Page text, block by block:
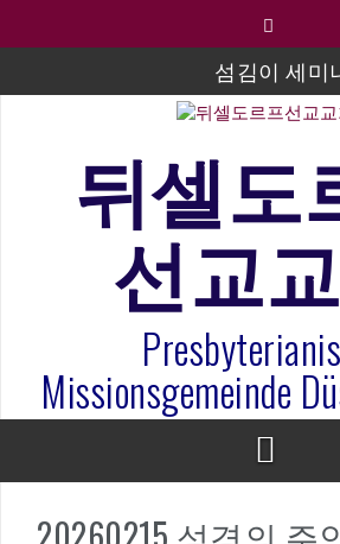
섬김이 세미
김태희 자매 졸업
2023년 어린이 주일
라합3 나라 봉
그리스도인의 생활영
은퇴사-우선화
20260322 주안에 가만히 머물기
훈목사
뒤셀도
선교
Missionsgemeinde